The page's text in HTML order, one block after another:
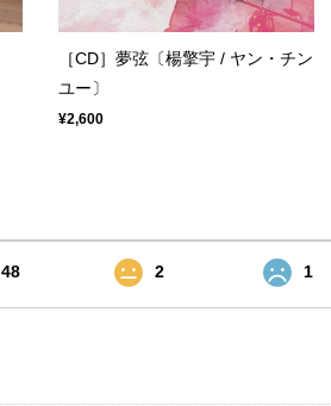
［CD］夢弦〔楊擎宇 / ヤン・チン
ユー〕
¥2,600
48 2 1